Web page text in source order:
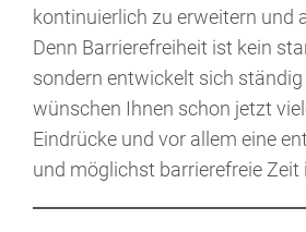
kontinuierlich zu erweitern und
Denn Barrierefreiheit ist kein
sondern entwickelt sich ständig
wünschen Ihnen schon jetzt
Eindrücke und vor allem eine
und möglichst barrierefreie Zeit